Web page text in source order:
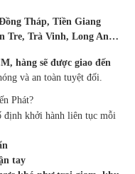
Tháp, Tiền Giang
Tre, Trà Vinh, Long An…
hàng sẽ được giao đến
và an toàn tuyệt đối.
Phát?
định khởi hành liên tục mỗi
tay